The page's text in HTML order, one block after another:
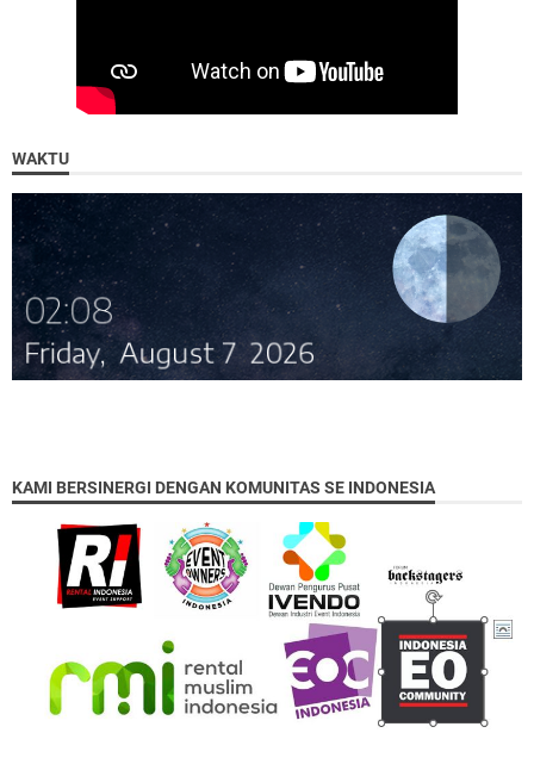
WAKTU
KAMI BERSINERGI DENGAN KOMUNITAS SE INDONESIA